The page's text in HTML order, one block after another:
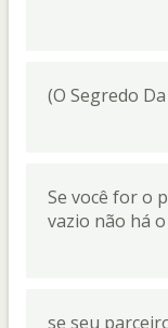
(O Segredo
Se você for o
vazio não há
se seu